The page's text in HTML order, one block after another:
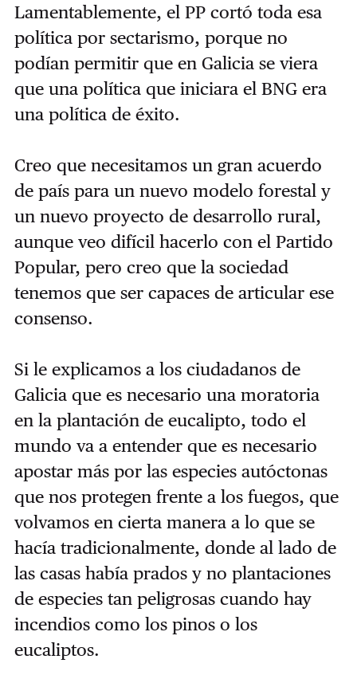
Lamentablemente, el PP cortó toda esa
política por sectarismo, porque no
podían permitir que en Galicia se viera
que una política que iniciara el BNG era
una política de éxito.
Creo que necesitamos un gran acuerdo
de país para un nuevo modelo forestal y
un nuevo proyecto de desarrollo rural,
aunque veo difícil hacerlo con el Partido
Popular, pero creo que la sociedad
tenemos que ser capaces de articular ese
consenso.
Si le explicamos a los ciudadanos de
Galicia que es necesario una moratoria
en la plantación de eucalipto, todo el
mundo va a entender que es necesario
apostar más por las especies autóctonas
que nos protegen frente a los fuegos, que
volvamos en cierta manera a lo que se
hacía tradicionalmente, donde al lado de
las casas había prados y no plantaciones
de especies tan peligrosas cuando hay
incendios como los pinos o los
eucaliptos.